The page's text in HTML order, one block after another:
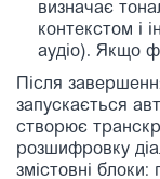
визначає
контекстом і
аудіо). Якщо
Після
запускається
створює
розшифровку
змістовні